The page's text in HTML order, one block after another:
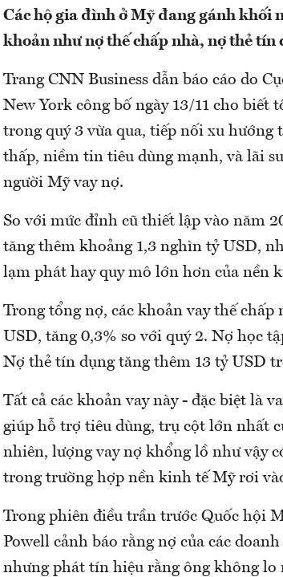
Các hộ gia đình ở Mỹ đang gánh khối
khoản như nợ thế chấp nhà, nợ thẻ tín
Trang CNN Business dẫn báo cáo do
New York công bố ngày 13/11 cho biết
trong quý 3 vừa qua, tiếp nối xu hướng
thấp, niềm tin tiêu dùng mạnh, và lãi
người Mỹ vay nợ.
So với mức đỉnh cũ thiết lập vào năm
tăng thêm khoảng 1,3 nghìn tỷ USD,
lạm phát hay quy mô lớn hơn của nền
Trong tổng nợ, các khoản vay thế
USD, tăng 0,3% so với quý 2. Nợ học
Nợ thẻ tín dụng tăng thêm 13 tỷ USD
Tất cả các khoản vay này - đặc biệt là
giúp hỗ trợ tiêu dùng, trụ cột lớn nhất
nhiên, lượng vay nợ khổng lồ như vậy
trong trường hợp nền kinh tế Mỹ rơi
Trong phiên điều trần trước Quốc hội
Powell cảnh báo rằng nợ của các
nhưng phát tín hiệu rằng ông không lo